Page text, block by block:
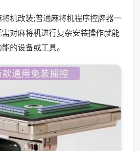
机改装;普通麻将机程序控牌器一
对麻将机进行复杂安装操作就能
的设备或工具。